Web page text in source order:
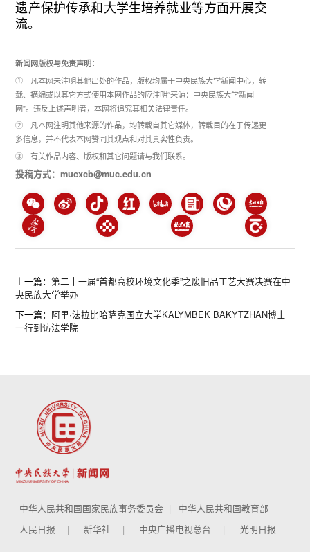
遗产保护传承和大学生培养就业等方面开展交
流。
新闻网版权与免责声明：
① 凡本网未注明其他出处的作品，版权均属于中央民族大学新闻中心，转
载、摘编或以其它方式使用本网作品的应注明“来源：中央民族大学新闻
网”。违反上述声明者，本网将追究其相关法律责任。
② 凡本网注明其他来源的作品，均转载自其它媒体，转载目的在于传递更
多信息，并不代表本网赞同其观点和对其真实性负责。
③ 有关作品内容、版权和其它问题请与我们联系。
投稿方式：mucxcb@muc.edu.cn
上一篇：第二十一届“首都高校环境文化季”之废旧品工艺大赛决赛在中
央民族大学举办
下一篇： 阿里·法拉比哈萨克国立大学KALYMBEK BAKYTZHAN博士
一行到访法学院
中华人民共和国国家民族事务委员会
中华人民共和国教育部
人民日报
新华社 中央广播电视总台 光明日报